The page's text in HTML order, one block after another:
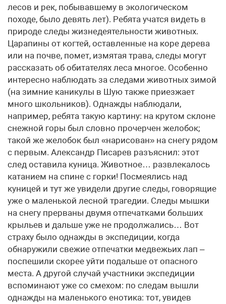
лесов и рек, побывавшему в экологическом
походе, было девять лет). Ребята учатся видеть в
природе следы жизнедеятельности животных.
Царапины от когтей, оставленные на коре дерева
или на почве, помет, измятая трава, следы могут
рассказать об обитателях леса многое. Особенно
интересно наблюдать за следами животных зимой
(на зимние каникулы в Шую также приезжает
много школьников). Однажды наблюдали,
например, ребята такую картину: на крутом склоне
снежной горы был словно прочерчен желобок;
такой же желобок был «нарисован» на снегу рядом
с первым. Александр Писарев разъяснил: этот
след оставила куница. Животное… развлекалось
катанием на спине с горки! Посмеялись над
куницей и тут же увидели другие следы, говорящие
уже о маленькой лесной трагедии. Следы мышки
на снегу прерваны двумя отпечатками больших
крыльев и дальше уже не продолжались… Вот
страху было однажды в экспедиции, когда
обнаружили свежие отпечатки медвежьих лап –
поспешили скорее уйти подальше от опасного
места. А другой случай участники экспедиции
вспоминают уже со смехом: по следам вышли
однажды на маленького енотика: тот, увидев